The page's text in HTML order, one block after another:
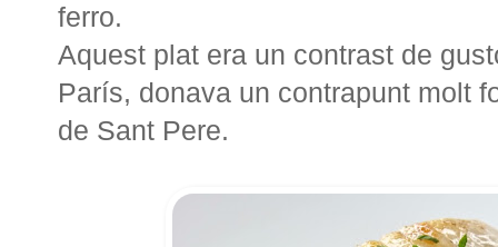
ferro.
Aquest plat era un contrast de
París, donava un contrapunt molt
de Sant Pere.